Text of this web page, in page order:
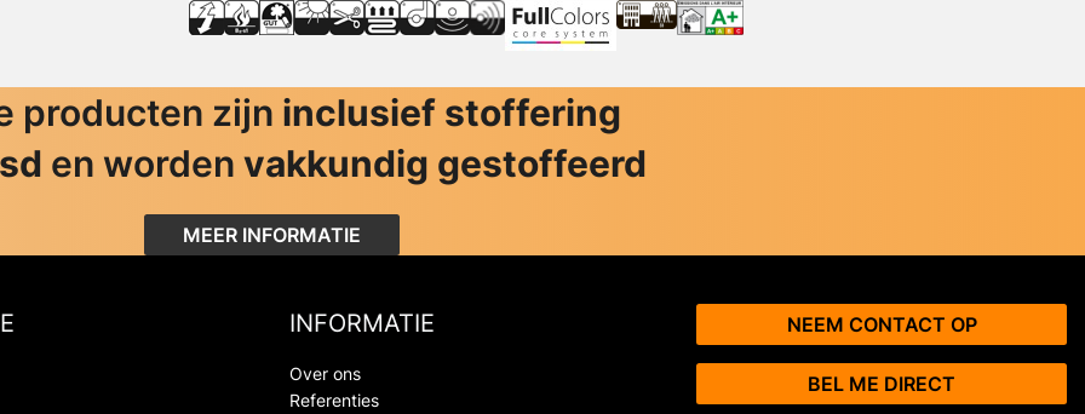
producten zijn inclusief stoffering
en worden vakkundig gestoffeerd
MEER INFORMATIE
INFORMATIE
Over ons
Referenties
NEEM CONTACT OP
BEL ME DIRECT